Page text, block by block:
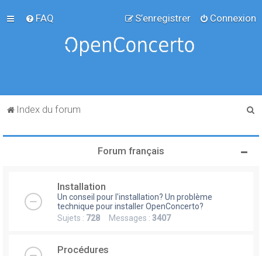
FAQ Connexion
S’enregistrer
Index du forum
Forum français
Installation
Un conseil pour l'installation? Un problème
technique pour installer OpenConcerto?
Sujets : 728 Messages : 3407
Procédures